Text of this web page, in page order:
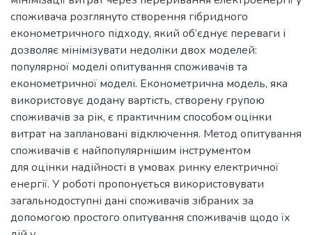
споживача розглянуто створення гібридного
економетричного підходу, який об’єднує переваги і
дозволяє мінімізувати недоліки двох моделей:
популярної моделі опитування споживачів та
економетричної моделі. Економетрична модель, яка
використовує додану вартість, створену групою
споживачів за рік, є практичним способом оцінки
витрат на заплановані відключення. Метод опитування
споживачів є найпопулярнішим інструментом
для оцінки надійності в умовах ринку електричної
енергії. У роботі пропонується використовувати
загальнодоступні дані споживачів зібраних за
допомогою простого опитування споживачів щодо їх